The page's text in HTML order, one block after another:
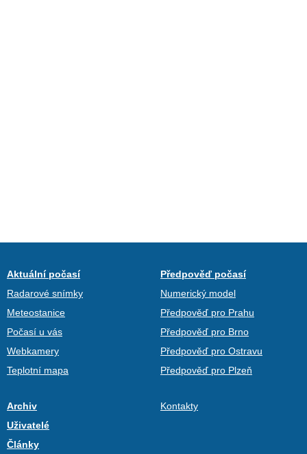
Aktuální počasí
Radarové snímky
Meteostanice
Počasí u vás
Webkamery
Teplotní mapa
Předpověď počasí
Numerický model
Předpověď pro Prahu
Předpověď pro Brno
Předpověď pro Ostravu
Předpověď pro Plzeň
Archiv
Uživatelé
Články
Kontakty